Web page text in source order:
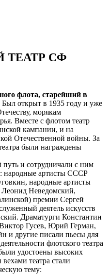
ТЕАТР СФ
флота, старейший в
Был открыт в 1935 году и уже
морякам
Вместе с флотом театр
кампании, и на
Отечественной войны. За
были награждены
путь и сотрудничали с ним
народные артисты СССР
народные артисты
Неведомский,
премии Сергей
деятель искусств
Драматурги Константин
Гусев, Юрий Герман,
и другие писали пьесы для
флотского театра
удостоены высоких
театра стали
тему: